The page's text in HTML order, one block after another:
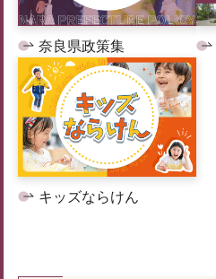
奈良県政策集
キッズならけん